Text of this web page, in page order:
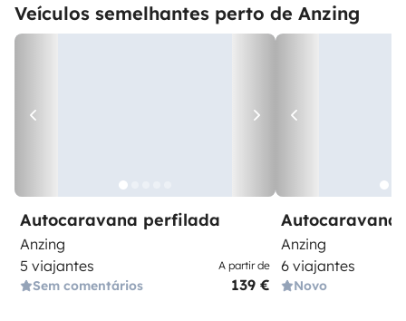
Veículos semelhantes perto de Anzing
Autocaravana perfilada
Anzing
5 viajantes
Sem comentários
A partir de
139 €
Anzing
6 viajantes
Novo